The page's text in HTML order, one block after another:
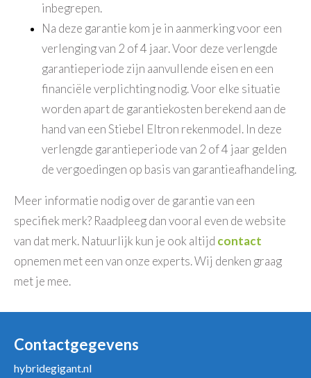
inbegrepen.
Na deze garantie kom je in aanmerking voor een
verlenging van 2 of 4 jaar. Voor deze verlengde
garantieperiode zijn aanvullende eisen en een
financiële verplichting nodig. Voor elke situatie
worden apart de garantiekosten berekend aan de
hand van een Stiebel Eltron rekenmodel. In deze
verlengde garantieperiode van 2 of 4 jaar gelden
de vergoedingen op basis van garantieafhandeling.
Meer informatie nodig over de garantie van een
specifiek merk? Raadpleeg dan vooral even de website
van dat merk. Natuurlijk kun je ook altijd contact
opnemen met een van onze experts. Wij denken graag
met je mee.
Contactgegevens
hybridegigant.nl